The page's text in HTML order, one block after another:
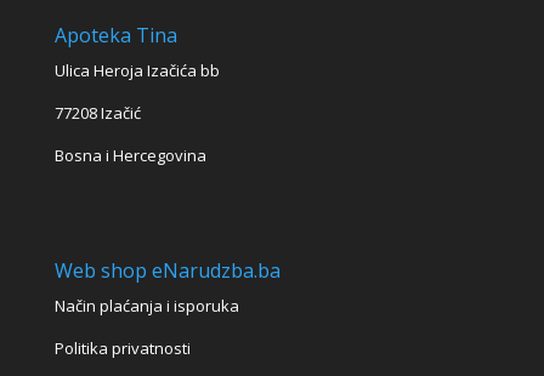
Apoteka Tina
Ulica Heroja Izačića bb
77208 Izačić
Bosna i Hercegovina
Web shop eNarudzba.ba
Način plaćanja i isporuka
Politika privatnosti